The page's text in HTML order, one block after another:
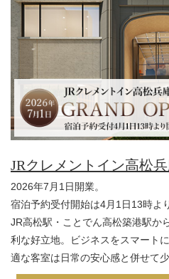
JRクレメントイン高松
2026年7月1日開業。
宿泊予約受付開始は4月1日13時より
JR高松駅・ことでん高松築港駅か
利な好立地。ビジネスをスマート
適な客室は日常の安心感と併せて